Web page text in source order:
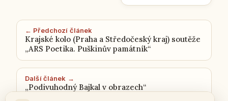
← Předchozí článek
Krajské kolo (Praha a Středočeský kraj) soutěže
„ARS Poetika. Puškinův památník“
Další článek →
„Podivuhodný Bajkal v obrazech“